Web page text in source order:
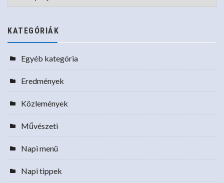
KATEGÓRIÁK
Egyéb kategória
Eredmények
Közlemények
Művészeti
Napi menü
Napi tippek